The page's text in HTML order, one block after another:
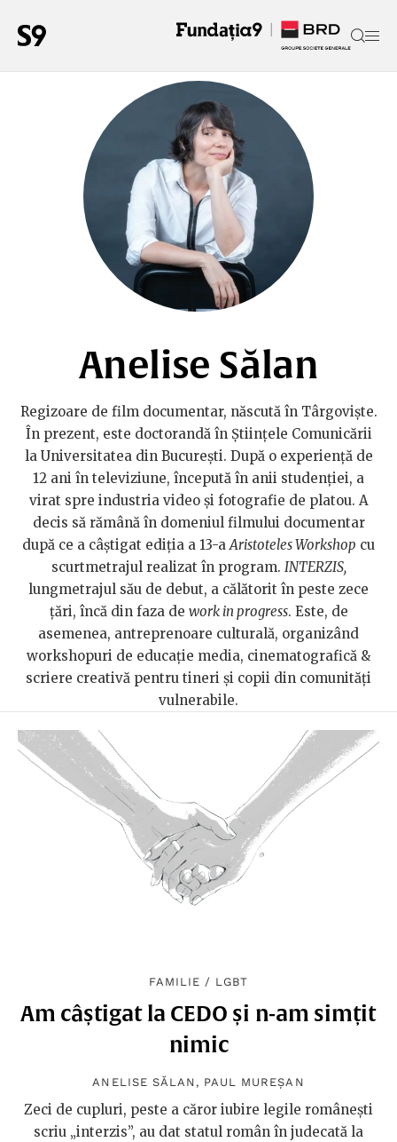
Anelise Sălan
Regizoare de film documentar, născută în Târgoviște.
În prezent, este doctorandă în Științele Comunicării
la Universitatea din București. După o experiență de
12 ani în televiziune, începută în anii studenției, a
virat spre industria video și fotografie de platou. A
decis să rămână în domeniul filmului documentar
după ce a câștigat ediția a 13-aAristoteles Workshop cu
scurtmetrajul realizat în program. INTERZIS,
lungmetrajul său de debut, a călătorit în peste zece
țări, încă din faza de work in progress. Este, de
asemenea, antreprenoare culturală, organizând
workshopuri de educație media, cinematografică &
scriere creativă pentru tineri și copii din comunități
vulnerabile.
FAMILIE / LGBT
Am câștigat la CEDO și n-am simțit
nimic
ANELISE SĂLAN , PAUL MUREȘAN
Zeci de cupluri, peste a căror iubire legile românești
scriu „interzis”, au dat statul român în judecată la